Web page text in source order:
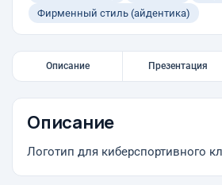
Фирменный стиль (айдентика)
Описание Презентация
Описание
Логотип для киберспортивного